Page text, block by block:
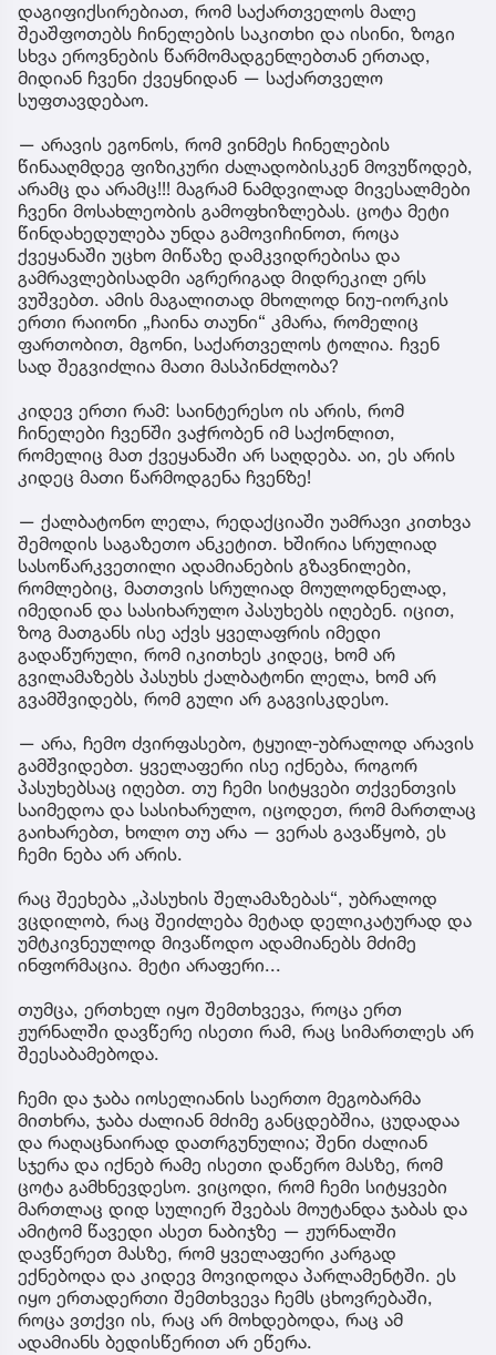
დაგიფიქსირებიათ, რომ საქართველოს მალე
შეაშფოთებს ჩინელების საკითხი და ისინი, ზოგი
სხვა ეროვნების წარმომადგენლებთან ერთად,
მიდიან ჩვენი ქვეყნიდან — საქართველო
სუფთავდებაო.
— არავის ეგონოს, რომ ვინმეს ჩინელების
წინააღმდეგ ფიზიკური ძალადობისკენ მოვუწოდებ,
არამც და არამც!!! მაგრამ ნამდვილად მივესალმები
ჩვენი მოსახლეობის გამოფხიზლებას. ცოტა მეტი
წინდახედულება უნდა გამოვიჩინოთ, როცა
ქვეყანაში უცხო მიწაზე დამკვიდრებისა და
გამრავლებისადმი აგრერიგად მიდრეკილ ერს
ვუშვებთ. ამის მაგალითად მხოლოდ ნიუ-იორკის
ერთი რაიონი „ჩაინა თაუნი“ კმარა, რომელიც
ფართობით, მგონი, საქართველოს ტოლია. ჩვენ
სად შეგვიძლია მათი მასპინძლობა?
კიდევ ერთი რამ: საინტერესო ის არის, რომ
ჩინელები ჩვენში ვაჭრობენ იმ საქონლით,
რომელიც მათ ქვეყანაში არ საღდება. აი, ეს არის
კიდეც მათი წარმოდგენა ჩვენზე!
— ქალბატონო ლელა, რედაქციაში უამრავი კითხვა
შემოდის საგაზეთო ანკეტით. ხშირია სრულიად
სასოწარკვეთილი ადამიანების გზავნილები,
რომლებიც, მათთვის სრულიად მოულოდნელად,
იმედიან და სასიხარულო პასუხებს იღებენ. იცით,
ზოგ მათგანს ისე აქვს ყველაფრის იმედი
გადაწურული, რომ იკითხეს კიდეც, ხომ არ
გვილამაზებს პასუხს ქალბატონი ლელა, ხომ არ
გვამშვიდებს, რომ გული არ გაგვისკდესო.
— არა, ჩემო ძვირფასებო, ტყუილ-უბრალოდ არავის
გამშვიდებთ. ყველაფერი ისე იქნება, როგორ
პასუხებსაც იღებთ. თუ ჩემი სიტყვები თქვენთვის
საიმედოა და სასიხარულო, იცოდეთ, რომ მართლაც
გაიხარებთ, ხოლო თუ არა — ვერას გავაწყობ, ეს
ჩემი ნება არ არის.
რაც შეეხება „პასუხის შელამაზებას“, უბრალოდ
ვცდილობ, რაც შეიძლება მეტად დელიკატურად და
უმტკივნეულოდ მივაწოდო ადამიანებს მძიმე
ინფორმაცია. მეტი არაფერი...
თუმცა, ერთხელ იყო შემთხვევა, როცა ერთ
ჟურნალში დავწერე ისეთი რამ, რაც სიმართლეს არ
შეესაბამებოდა.
ჩემი და ჯაბა იოსელიანის საერთო მეგობარმა
მითხრა, ჯაბა ძალიან მძიმე განცდებშია, ცუდადაა
და რაღაცნაირად დათრგუნულია; შენი ძალიან
სჯერა და იქნებ რამე ისეთი დაწერო მასზე, რომ
ცოტა გამხნევდესო. ვიცოდი, რომ ჩემი სიტყვები
მართლაც დიდ სულიერ შვებას მოუტანდა ჯაბას და
ამიტომ წავედი ასეთ ნაბიჯზე — ჟურნალში
დავწერეთ მასზე, რომ ყველაფერი კარგად
ექნებოდა და კიდევ მოვიდოდა პარლამენტში. ეს
იყო ერთადერთი შემთხვევა ჩემს ცხოვრებაში,
როცა ვთქვი ის, რაც არ მოხდებოდა, რაც ამ
ადამიანს ბედისწერით არ ეწერა.